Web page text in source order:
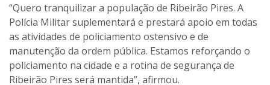
“Quero tranquilizar a população de Ribeirão Pires. A
Polícia Militar suplementará e prestará apoio em todas
as atividades de policiamento ostensivo e de
manutenção da ordem pública. Estamos reforçando o
policiamento na cidade e a rotina de segurança de
Ribeirão Pires será mantida”, afirmou.